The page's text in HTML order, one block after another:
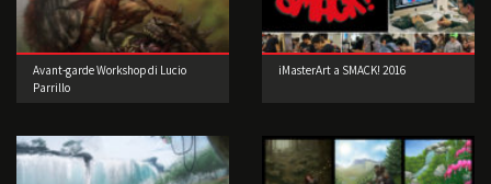
Avant-garde Workshop di Lucio
Parrillo
iMasterArt a SMACK! 2016